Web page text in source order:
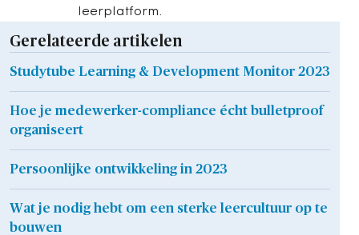
leerplatform.
Gerelateerde artikelen
Studytube Learning & Development Monitor 2023
Hoe je medewerker-compliance écht bulletproof
organiseert
Persoonlijke ontwikkeling in 2023
Wat je nodig hebt om een sterke leercultuur op te
bouwen